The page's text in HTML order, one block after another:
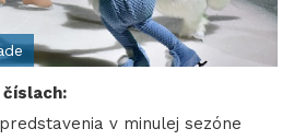
číslach:
v minulej sezóne